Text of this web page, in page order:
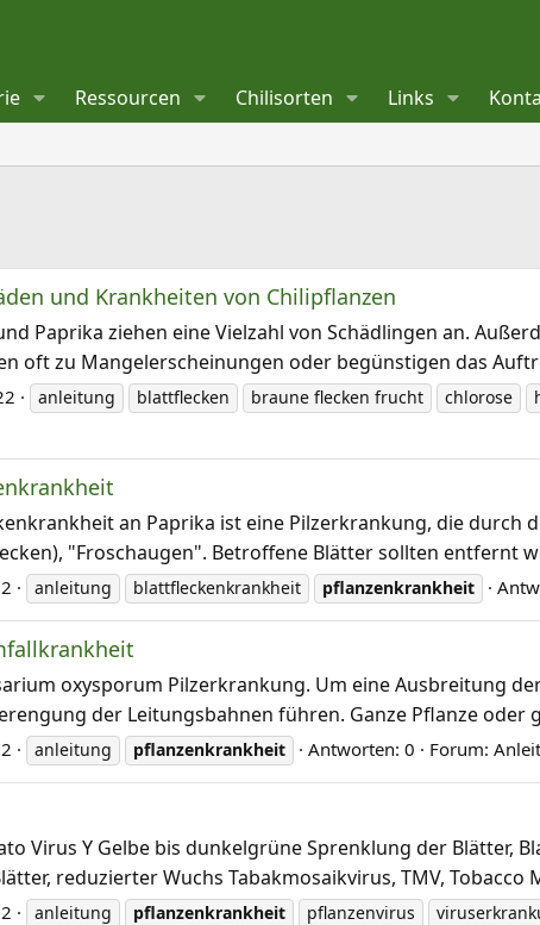
Ressourcen Chilisorten Links
und Krankheiten von Chilipflanzen
Paprika ziehen eine Vielzahl von Schädlingen an.
oft zu Mangelerscheinungen oder begünstigen das
anleitung blattflecken braune flecken frucht chlorose
an Paprika ist eine Pilzerkrankung, die
"Froschaugen". Betroffene Blätter sollten entfernt
anleitung blattfleckenkrankheit pflanzenkrankheit
oxysporum Pilzerkrankung. Um eine Ausbreitung
der Leitungsbahnen führen. Ganze Pflanze
anleitung pflanzenkrankheit Antworten: 0 Forum:
Virus Y Gelbe bis dunkelgrüne Sprenklung der
reduzierter Wuchs Tabakmosaikvirus, TMV,
anleitung pflanzenkrankheit pflanzenvirus